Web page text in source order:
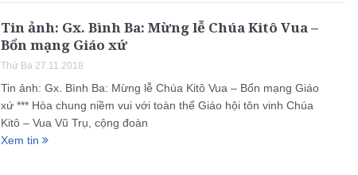
Tin ảnh: Gx. Bình Ba: Mừng lễ Chúa Kitô Vua –
Bổn mạng Giáo xứ
Thứ Ba 27.11.2018
Tin ảnh: Gx. Bình Ba: Mừng lễ Chúa Kitô Vua – Bổn mạng Giáo
xứ *** Hòa chung niềm vui với toàn thể Giáo hội tôn vinh Chúa
Kitô – Vua Vũ Trụ, cộng đoàn
Xem tin